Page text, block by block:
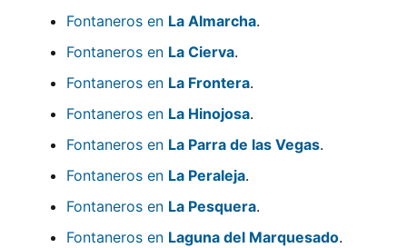
Fontaneros en La Almarcha.
Fontaneros en La Cierva.
Fontaneros en La Frontera.
Fontaneros en La Hinojosa.
Fontaneros en La Parra de las Vegas.
Fontaneros en La Peraleja.
Fontaneros en La Pesquera.
Fontaneros en Laguna del Marquesado.